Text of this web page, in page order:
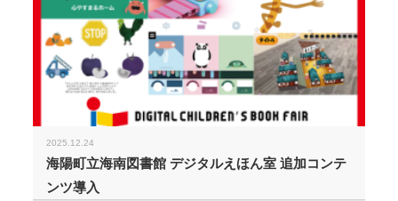
2025.12.24
海陽町立海南図書館 デジタルえほん室 追加コンテ
ンツ導入